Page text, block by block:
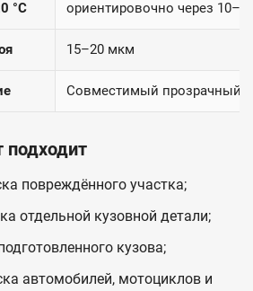
°C ориентировочно через
15–20 мкм
Совместимый прозрачный
подходит
повреждённого участка;
отдельной кузовной детали;
кузова;
автомобилей, мотоциклов и